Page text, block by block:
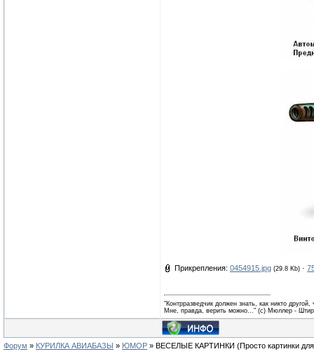
Прикрепления: 0454915.jpg (29.8 Kb) ·
"Контрразведчик должен знать, как никто
Мне, правда, верить можно..." (с) Мюллер -
Форум » КУРИЛКА АВИАБАЗЫ » ЮМОР » ВЕСЕЛЫЕ КАРТИНКИ (Просто картинки